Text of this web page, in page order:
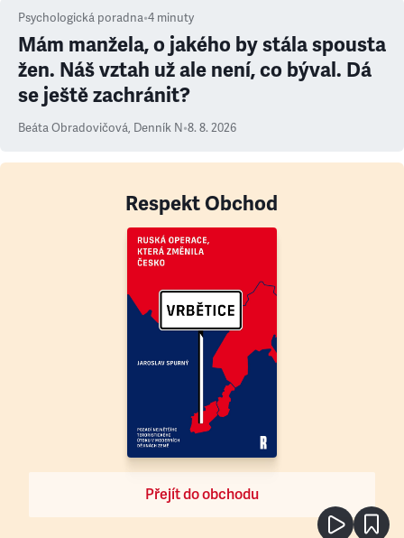
Psychologická poradna•4 minuty
Mám manžela, o jakého by stála spousta
žen. Náš vztah už ale není, co býval. Dá
se ještě zachránit?
Beáta Obradovičová, Denník N•8. 8. 2026
Respekt Obchod
Přejít do obchodu